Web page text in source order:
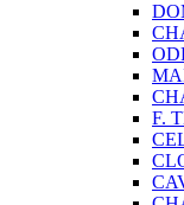
F.